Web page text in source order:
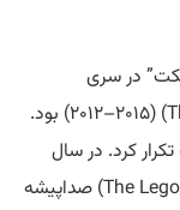
در سری
فیلم‌های “عطش مبارزه” (The Hunger Games) (۲۰۱۲–۲۰۱۵) بود.
کرد. در سال
۲۰۱۴، او در فیلم انیمیشن “فیلم لگو” (The Lego Movie) صداپیشه